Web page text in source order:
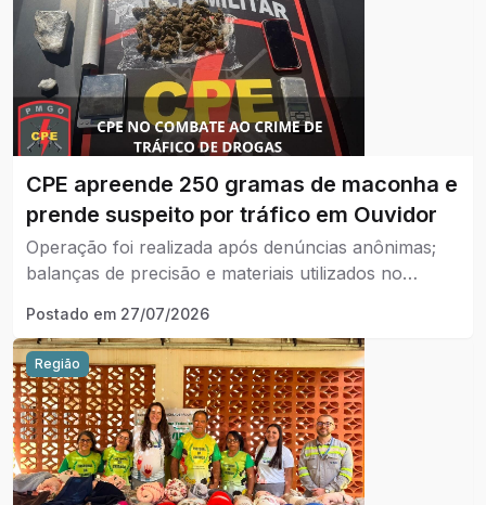
CPE apreende 250 gramas de maconha e
prende suspeito por tráfico em Ouvidor
Operação foi realizada após denúncias anônimas;
balanças de precisão e materiais utilizados no
apreendidos.
Postado em 27/07/2026
Região